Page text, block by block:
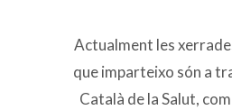
Actualment les
que imparteixo són a
Català de la Salut,